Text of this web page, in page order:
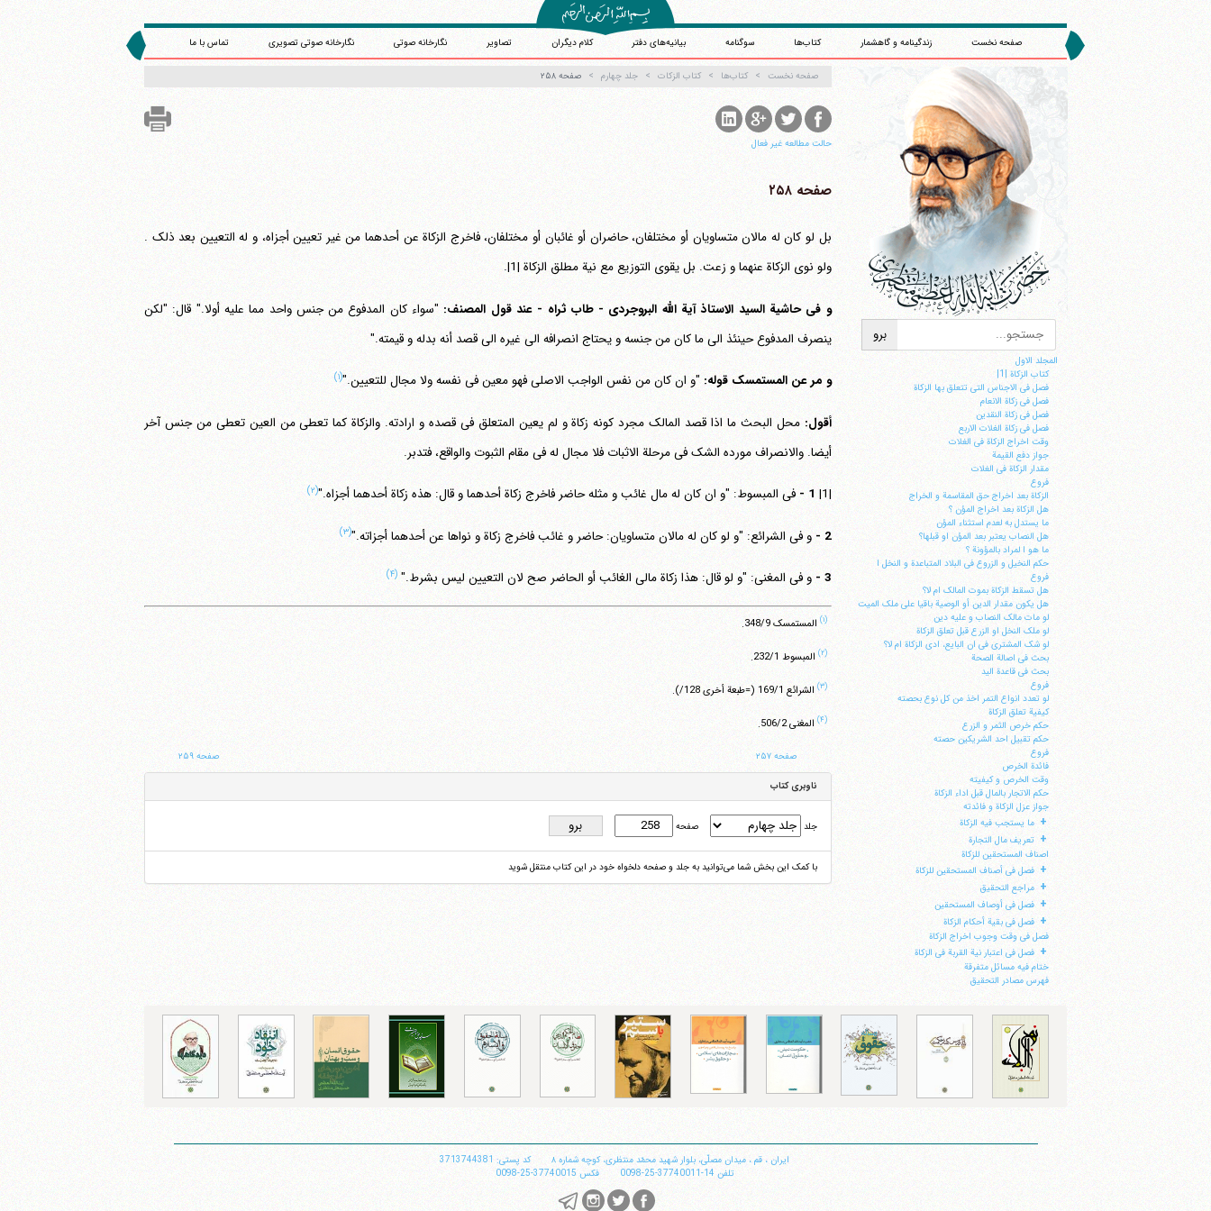
صفحه نخست زندگینامه و گاهشمار کتاب‌ها سوگنامه بیانیه‌های دفتر کلام دیگران تصاویر نگارخانه صوتی نگارخانه صوتی تصویری تماس با ما
المجلد الاول
کتاب الزکاة |1|
فصل فی الاجناس التی تتعلق بها الزکاة
فصل فی زکاة الانعام
فصل فی زکاة النقدین
فصل فی زکاة الغلات الاربع
وقت اخراج الزکاة فی الغلات
جواز دفع القیمة
مقدار الزکاة فی الغلات
فروع
الزکاة بعد اخراج حق المقاسمة و الخراج
هل الزکاة بعد اخراج المؤن ؟
ما یستدل به لعدم استثناء المؤن
هل النصاب یعتبر بعد المؤن او قبلها؟
ما هو ا لمراد بالمؤونة ؟
حکم النخیل و الزروع فی البلاد المتباعدة و النخل ا
فروع
هل تسقط الزکاة بموت المالک ام لا؟
هل یکون مقدار الدین أو الوصیة باقیا علی ملک المیت
لو مات مالک النصاب و علیه دین
لو ملک النخل او الزرع قبل تعلق الزکاة
لو شک المشتری فی ان البایع، ادی الزکاة ام لا؟
بحث فی اصالة الصحة
بحث فی قاعدة الید
فروع
لو تعدد انواع التمر اخذ من کل نوع بحصته
کیفیة تعلق الزکاة
حکم خرص الثمر و الزرع
حکم تقبیل احد الشریکین حصته
فروع
فائدة الخرص
وقت الخرص و کیفیته
حکم الاتجار بالمال قبل اداء الزکاة
جواز عزل الزکاة و فائدته
+ ما یستجب فیه الزکاة
+ تعریف مال التجارة
اصناف المستحقین للزکاة
+ فصل فی أصناف المستحقین للزکاة
+ مراجع التحقیق
+ فصل فی أوصاف المستحقین
+ فصل فی بقیة أحکام الزکاة
فصل فی وقت وجوب اخراج الزکاة
+ فصل فی اعتبار نیة القربة فی الزکاة
ختام فیه مسائل متفرقة
فهرس مصادر التحقیق
صفحه نخست کتاب‌ها کتاب الزکات جلد چهارم صفحه ۲۵۸
حالت مطالعه غیر فعال
صفحه ۲۵۸
بل لو کان له مالان متساویان أو مختلفان، حاضران أو غائبان أو مختلفان، فاخرج الزکاة عن أحدهما من غیر تعیین أجزاه، و له التعیین بعد ذلک .
ولو نوی الزکاة عنهما و زعت. بل یقوی التوزیع مع نیة مطلق الزکاة |1|.
و فی حاشیة السید الاستاذ آیة الله البروجردی - طاب ثراه - عند قول المصنف: "سواء کان المدفوع من جنس واحد مما علیه أولا." قال: "لکن
ینصرف المدفوع حینئذ الی ما کان من جنسه و یحتاج انصرافه الی غیره الی قصد أنه بدله و قیمته."
و مر عن المستمسک قوله: "و ان کان من نفس الواجب الاصلی فهو معین فی نفسه ولا مجال للتعیین."(۱)
أقول:محل البحث ما اذا قصد المالک مجرد کونه زکاة و لم یعین المتعلق فی قصده و ارادته. والزکاة کما تعطی من العین تعطی من جنس آخر
أیضا. والانصراف مورده الشک فی مرحلة الاثبات فلا مجال له فی مقام الثبوت والواقع، فتدبر.
|1|
1 - فی المبسوط: "و ان کان له مال غائب و مثله حاضر فاخرج زکاة أحدهما و قال: هذه زکاة أحدهما أجزاه."(۲)
2 - و فی الشرائع: "و لو کان له مالان متساویان: حاضر و غائب فاخرج زکاة و نواها عن أحدهما أجزاته."(۳)
3 - و فی المغنی: "و لو قال: هذا زکاة مالی الغائب أو الحاضر صح لان التعیین لیس بشرط."(۴)
(۱) المستمسک ‏348/9.
(۲) المبسوط ‏232/1.
(۳) الشرائع ‏169/1 (=طبعة أخری 128/).
(۴) المغنی ‏506/2.
صفحه ۲۵۷ صفحه ۲۵۹
ناوبری کتاب
جلد صفحه
با کمک این بخش شما می‌توانید به جلد و صفحه دلخواه خود در این کتاب منتقل شوید
ایران ، قم ، میدان مصلّی، بلوار شهید محمّد منتظری، كوچه شماره ٨
کد پستی: 3713744381
تلفن 14-37740011-25-0098 فکس 37740015-25-0098
آیت‌الله منتظری
ایران،قم،میدان مصلّی، بلوار شهید محمّد منتظری، كوچه شماره ٨ کد پستی: 3713744381
تلفن 37740011-25-98+ تا 14